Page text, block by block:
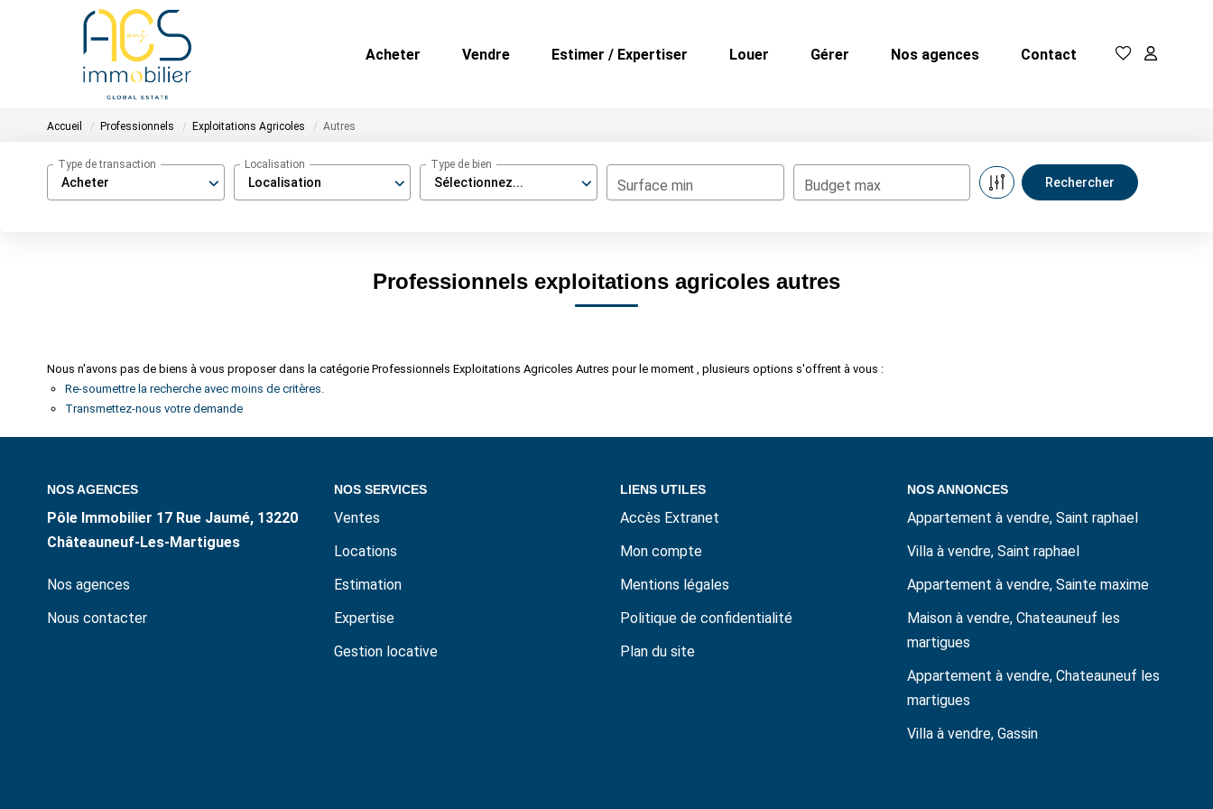
Acheter Vendre Estimer / Expertiser Louer Gérer Nos agences Contact
Accueil Professionnels Exploitations Agricoles Autres
Acheter
Type de transaction
Localisation
Localisation
Sélectionnez...
Type de bien
Surface min Budget max
Professionnels exploitations agricoles autres
Nous n'avons pas de biens à vous proposer dans la catégorie Professionnels Exploitations Agricoles Autres pour le moment , plusieurs options s'offrent à vous :
Re-soumettre la recherche avec moins de critères.
Transmettez-nous votre demande
NOS AGENCES
Pôle Immobilier 17 Rue Jaumé, 13220
Châteauneuf-Les-Martigues
Nos agences
Nous contacter
NOS SERVICES
Ventes
Locations
Estimation
Expertise
Gestion locative
LIENS UTILES
Accès Extranet
Mon compte
Mentions légales
Politique de confidentialité
Plan du site
NOS ANNONCES
Appartement à vendre, Saint raphael
Villa à vendre, Saint raphael
Appartement à vendre, Sainte maxime
Maison à vendre, Chateauneuf les
martigues
Appartement à vendre, Chateauneuf les
martigues
Villa à vendre, Gassin